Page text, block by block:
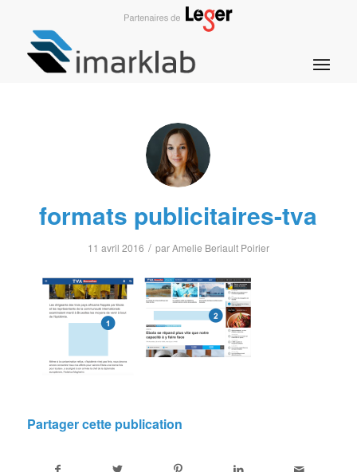
formats publicitaires-tva
11 avril 2016 / parAmelie Beriault Poirier
Partager cette publication